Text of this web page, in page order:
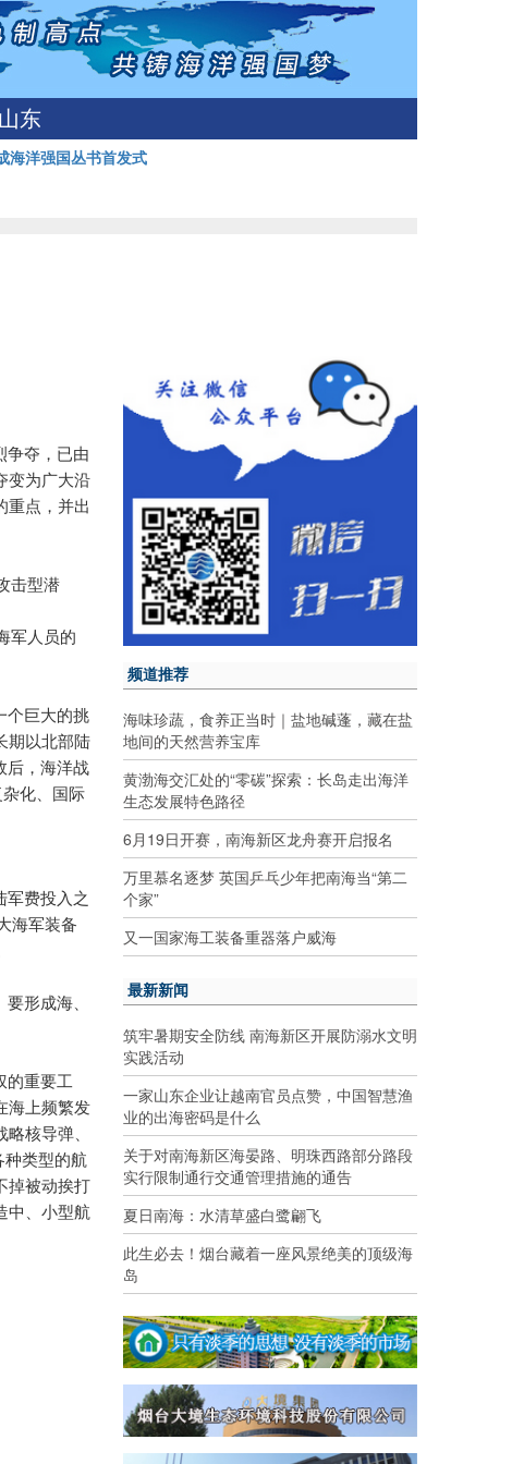
东
海洋强国丛书首发式
争夺，已由
变为广大沿
重点，并出
击型潜
军人员的
个巨大的挑
期以北部陆
后，海洋战
化、国际
军费投入之
海军装备
形成海、
的重要工
海上频繁发
核导弹、
种类型的航
掉被动挨打
中、小型航
频道推荐
海味珍蔬，食养正当时｜盐地碱蓬，藏在盐
地间的天然营养宝库
黄渤海交汇处的“零碳”探索：长岛走出海洋
生态发展特色路径
6月19日开赛，南海新区龙舟赛开启报名
万里慕名逐梦 英国乒乓少年把南海当“第二
个家”
又一国家海工装备重器落户威海
最新新闻
筑牢暑期安全防线 南海新区开展防溺水文明
实践活动
一家山东企业让越南官员点赞，中国智慧渔
业的出海密码是什么
关于对南海新区海晏路、明珠西路部分路段
实行限制通行交通管理措施的通告
夏日南海：水清草盛白鹭翩飞
此生必去！烟台藏着一座风景绝美的顶级海
岛